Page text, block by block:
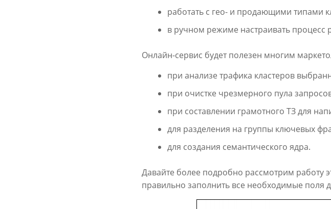
работать с гео- и продающими типами
в ручном режиме настраивать процесс
Онлайн-сервис будет полезен многим
при анализе трафика кластеров
при очистке чрезмерного пула
при составлении грамотного ТЗ для
для разделения на группы ключевых
для создания семантического ядра.
Давайте более подробно рассмотрим работу
правильно заполнить все необходимые поля